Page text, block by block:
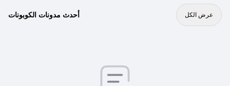
أحدث مدونات الكوبونات عرض الكل